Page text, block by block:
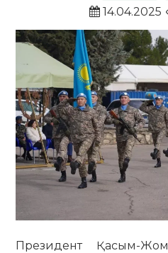
14.04.2025
Президент Қасым-